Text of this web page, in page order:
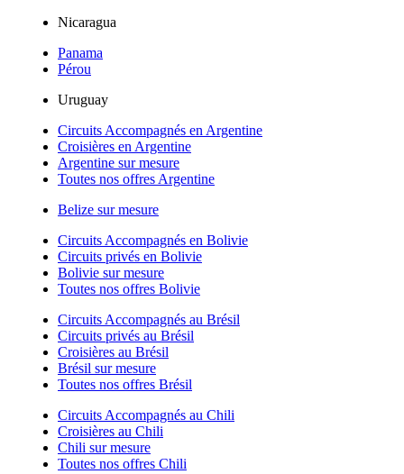
Nicaragua
Panama
Pérou
Uruguay
Circuits Accompagnés en Argentine
Croisières en Argentine
Argentine sur mesure
Toutes nos offres Argentine
Belize sur mesure
Circuits Accompagnés en Bolivie
Circuits privés en Bolivie
Bolivie sur mesure
Toutes nos offres Bolivie
Circuits Accompagnés au Brésil
Circuits privés au Brésil
Croisières au Brésil
Brésil sur mesure
Toutes nos offres Brésil
Circuits Accompagnés au Chili
Croisières au Chili
Chili sur mesure
Toutes nos offres Chili